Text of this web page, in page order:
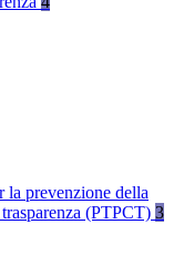
la prevenzione della
(PTPCT) 3